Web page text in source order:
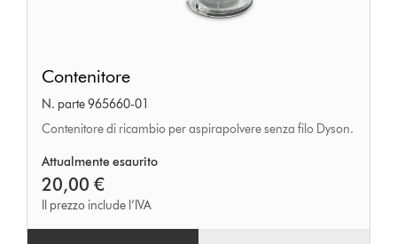
Contenitore
N. parte 965660-01
Contenitore di ricambio per aspirapolvere senza filo Dyson.
Attualmente esaurito
20,00 €
Il prezzo include l’IVA